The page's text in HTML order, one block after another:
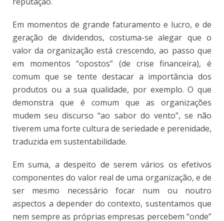
Em momentos de grande faturamento e lucro, e de
geração de dividendos, costuma-se alegar que o
valor da organização está crescendo, ao passo que
em momentos “opostos” (de crise financeira), é
comum que se tente destacar a importância dos
produtos ou a sua qualidade, por exemplo. O que
demonstra que é comum que as organizações
mudem seu discurso “ao sabor do vento”, se não
tiverem uma forte cultura de seriedade e perenidade,
traduzida em sustentabilidade.
Em suma, a despeito de serem vários os efetivos
componentes do valor real de uma organização, e de
ser mesmo necessário focar num ou noutro
aspectos a depender do contexto, sustentamos que
nem sempre as próprias empresas percebem “onde”